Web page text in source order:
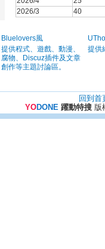
2026/3
40
Bluelovers風
提供程式、遊戲、動漫、
腐物、Discuz插件及文章
創作等主題討論區。
提供
回到首
YODONE 躍動特搜版